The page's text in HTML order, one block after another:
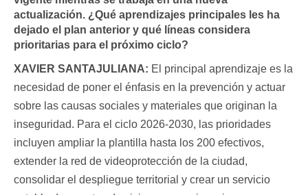
actualización. ¿Qué aprendizajes principales les ha
dejado el plan anterior y qué líneas considera
prioritarias para el próximo ciclo?
XAVIER SANTAJULIANA: El principal aprendizaje es la
necesidad de poner el énfasis en la prevención y actuar
sobre las causas sociales y materiales que originan la
inseguridad. Para el ciclo 2026-2030, las prioridades
incluyen ampliar la plantilla hasta los 200 efectivos,
extender la red de videoprotección de la ciudad,
consolidar el despliegue territorial y crear un servicio